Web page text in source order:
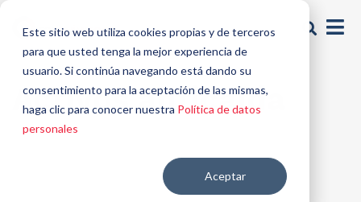
Este sitio web utiliza cookies propias y de terceros
para que usted tenga la mejor experiencia de
usuario. Si continúa navegando está dando su
consentimiento para la aceptación de las mismas,
haga clic para conocer nuestra Política de datos
personales
Aceptar
Activos anticaída